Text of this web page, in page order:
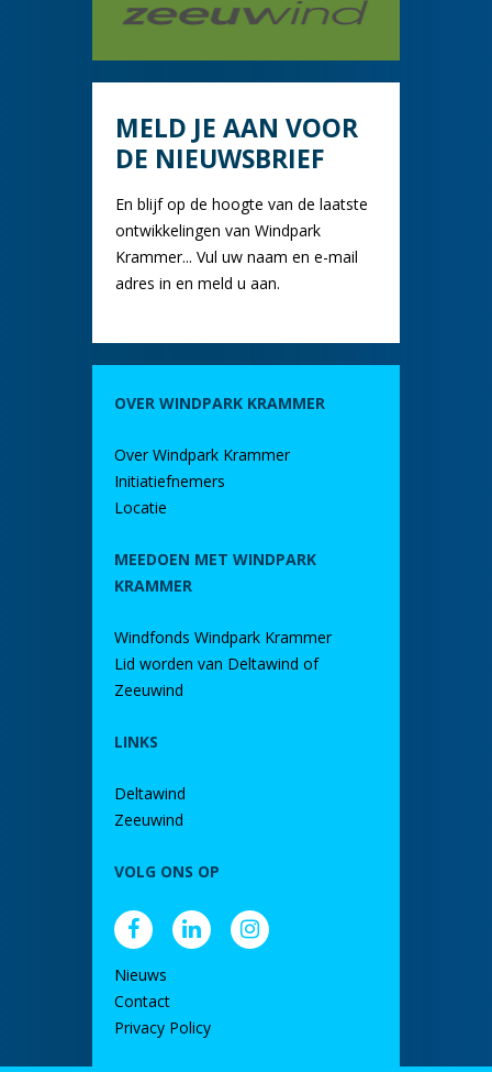
MELD JE AAN VOOR
DE NIEUWSBRIEF
En blijf op de hoogte van de laatste
ontwikkelingen van Windpark
Krammer... Vul uw naam en e-mail
adres in en meld u aan.
OVER WINDPARK KRAMMER
Over Windpark Krammer
Initiatiefnemers
Locatie
MEEDOEN MET WINDPARK
KRAMMER
Windfonds Windpark Krammer
Lid worden van Deltawind of
Zeeuwind
LINKS
Deltawind
Zeeuwind
VOLG ONS OP
Nieuws
Contact
Privacy Policy